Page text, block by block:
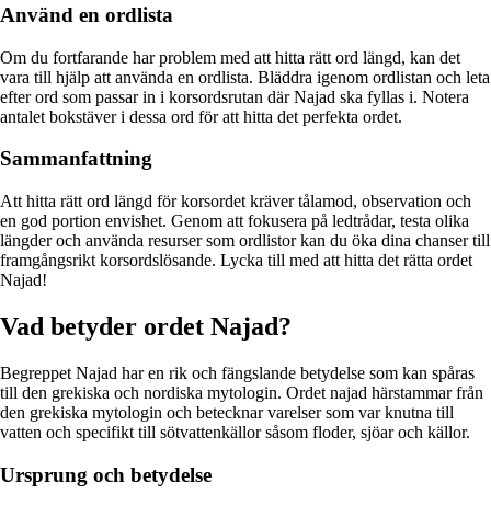
Använd en ordlista
Om du fortfarande har problem med att hitta rätt ord längd, kan det
vara till hjälp att använda en ordlista. Bläddra igenom ordlistan och leta
efter ord som passar in i korsordsrutan där Najad ska fyllas i. Notera
antalet bokstäver i dessa ord för att hitta det perfekta ordet.
Sammanfattning
Att hitta rätt ord längd för korsordet kräver tålamod, observation och
en god portion envishet. Genom att fokusera på ledtrådar, testa olika
längder och använda resurser som ordlistor kan du öka dina chanser till
framgångsrikt korsordslösande. Lycka till med att hitta det rätta ordet
Najad!
Vad betyder ordet Najad?
Begreppet Najad har en rik och fängslande betydelse som kan spåras
till den grekiska och nordiska mytologin. Ordet najad härstammar från
den grekiska mytologin och betecknar varelser som var knutna till
vatten och specifikt till sötvattenkällor såsom floder, sjöar och källor.
Ursprung och betydelse